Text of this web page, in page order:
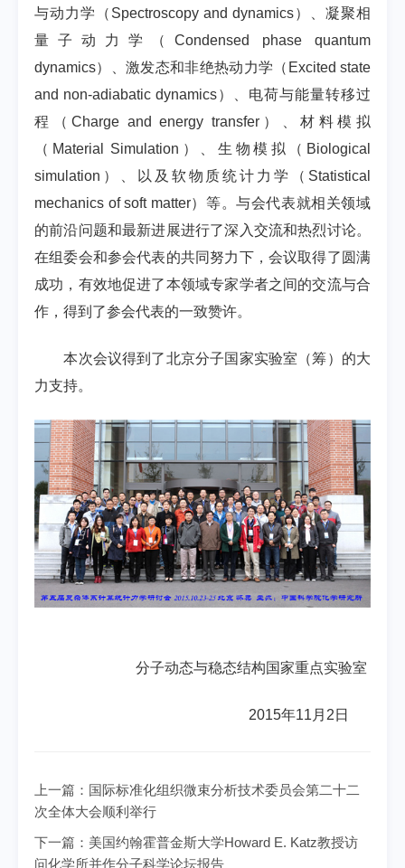
与动力学（ Spectroscopy and dynamics）、凝聚相
量子动力学（Condensed phase quantum
dynamics）、激发态和非绝热动力学（ Excited state
and non-adiabatic dynamics）、电荷与能量转移过
程（Charge and energy transfer）、材料模拟
（ Material Simulation ）、生物模拟（ Biological
simulation ）、以及软物质统计力学（ Statistical
mechanics of soft matter）等。与会代表就相关领域
的前沿问题和最新进展进行了深入交流和热烈讨论。
在组委会和参会代表的共同努力下，会议取得了圆满
成功，有效地促进了本领域专家学者之间的交流与合
作，得到了参会代表的一致赞许。
本次会议得到了北京分子国家实验室（筹）的大
力支持。
分子动态与稳态结构国家重点实验室
2015年11 月 2 日
上一篇： 国际标准化组织微束分析技术委员会第二十二
次全体大会顺利举行
下一篇： 美国约翰霍普金斯大学Howard E. Katz教授访
问化学所并作分子科学论坛报告